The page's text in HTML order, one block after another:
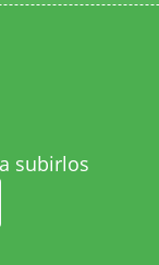
subirlos